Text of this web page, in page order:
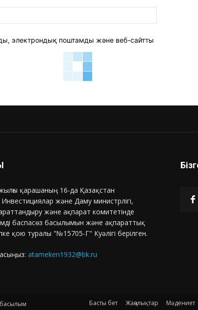
сайт:
электрондық поштамды және веб-сайтты
қарашаның 16-да Қазақстан
және Даму министрлігі,
және ақпарат комитетінде
баспасөз басылымын және ақпараттық
қою туралы "№15705-Г" Куәлігі берілген.
atameken1932@bk.ru
Басты бет Жаңалықтар Мәдениет